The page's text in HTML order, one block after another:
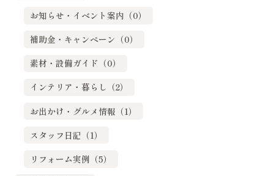
お知らせ・イベント案内（0）
補助金・キャンペーン（0）
素材・設備ガイド（0）
インテリア・暮らし（2）
お出かけ・グルメ情報（1）
スタッフ日記（1）
リフォーム実例（5）